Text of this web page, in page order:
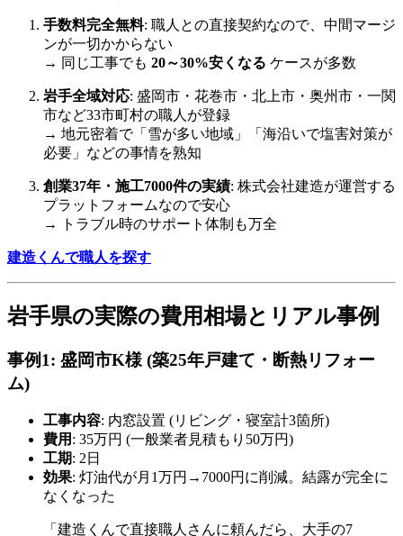
手数料完全無料: 職人との直接契約なので、中間マージ
ンが一切かからない
→ 同じ工事でも 20～30%安くなる ケースが多数
岩手全域対応: 盛岡市・花巻市・北上市・奥州市・一関
市など33市町村の職人が登録
→ 地元密着で「雪が多い地域」「海沿いで塩害対策が
必要」などの事情を熟知
創業37年・施工7000件の実績: 株式会社建造が運営する
プラットフォームなので安心
→ トラブル時のサポート体制も万全
建造くんで職人を探す
岩手県の実際の費用相場とリアル事例
事例1: 盛岡市K様 (築25年戸建て・断熱リフォー
ム)
工事内容: 内窓設置 (リビング・寝室計3箇所)
費用 : 35万円 (一般業者見積もり50万円)
工期: 2日
効果: 灯油代が月1万円→7000円に削減。結露が完全に
なくなった
「建造くんで直接職人さんに頼んだら、大手の7